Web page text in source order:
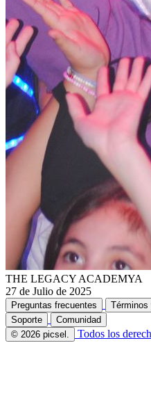
THE LEGACY ACADEMYA
27 de Julio de 2025
Preguntas frecuentes Términos
Soporte
Comunidad
© 2026 picsel.
Todos los